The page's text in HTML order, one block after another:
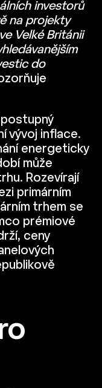
investorů
na projekty
Velké Británii
do
vývoj inflace.
energeticky
může
Rozevírají
primárním
trhem se
prémiové
ceny